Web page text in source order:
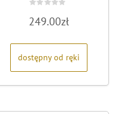
0
249.00zł
dostępny od ręki